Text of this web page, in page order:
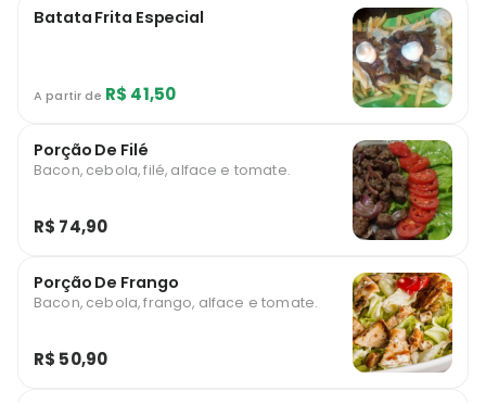
Batata Frita Especial
A partir de R$ 41,50
Porção De Filé
Bacon, cebola, filé, alface e tomate.
R$ 74,90
Porção De Frango
Bacon, cebola, frango, alface e tomate.
R$ 50,90